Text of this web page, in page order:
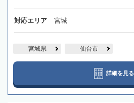
対応エリア 宮城
宮城県 仙台市
詳細を見る